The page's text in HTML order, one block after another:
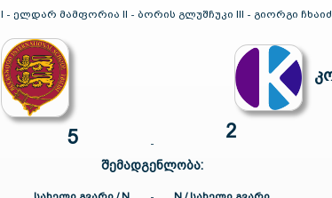
I - ელდარ მამფორია II - ბორის გლუშჩუკი III - გიორგი
5 -
2
შემადგენლობა: